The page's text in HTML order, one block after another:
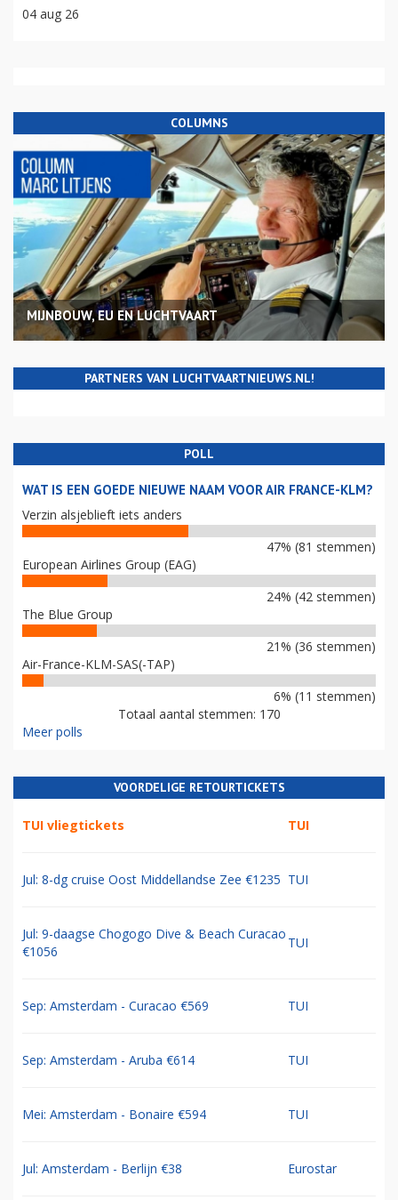
04 aug 26
COLUMNS
MIJNBOUW, EU EN LUCHTVAART
PARTNERS VAN LUCHTVAARTNIEUWS.NL!
POLL
WAT IS EEN GOEDE NIEUWE NAAM VOOR AIR FRANCE-KLM?
Verzin alsjeblieft iets anders
47% (81 stemmen)
European Airlines Group (EAG)
24% (42 stemmen)
The Blue Group
21% (36 stemmen)
Air-France-KLM-SAS(-TAP)
6% (11 stemmen)
Totaal aantal stemmen: 170
Meer polls
VOORDELIGE RETOURTICKETS
TUI vliegtickets TUI
Jul: 8-dg cruise Oost Middellandse Zee €1235 TUI
Jul: 9-daagse Chogogo Dive & Beach Curacao
€1056
TUI
Sep: Amsterdam - Curacao €569 TUI
Sep: Amsterdam - Aruba €614 TUI
Mei: Amsterdam - Bonaire €594 TUI
Jul: Amsterdam - Berlijn €38 Eurostar